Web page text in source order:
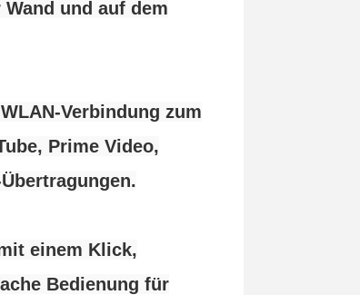
und auf dem
Verbindung zum
Prime Video,
einem Klick,
Bedienung für